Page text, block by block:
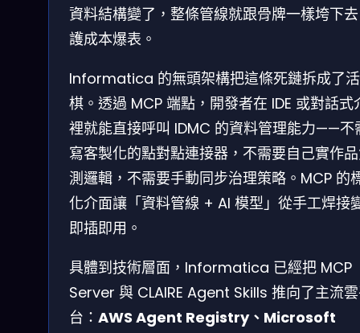
資料結構變了，整條管線就跟骨牌一樣垮下
護成本爆表。
Informatica 的無頭架構把這條死鏈拆成了活
棋。透過 MCP 端點，開發者在 IDE 或對話式
裡就能直接呼叫 IDMC 的資料管理能力——不
寫客製化的點對點連接器，不需要自己實作
測邏輯，不需要手動同步治理策略。MCP 的
化介面讓「資料管線 + AI 模型」從手工焊接
即插即用。
具體到技術層面，Informatica 已經把 MCP
Server 與 CLAIRE Agent Skills 推向了主流
台： AWS Agent Registry、Microsoft